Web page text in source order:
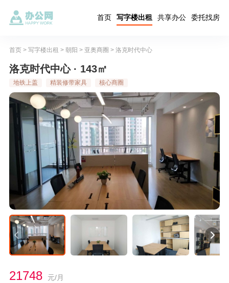
首页 写字楼出租 共享办公 委托找房
首页> 写字楼出租 > 朝阳 > 亚奥商圈 > 洛克时代中心
洛克时代中心 · 143㎡
地铁上盖 精装修带家具 核心商圈
21748 元/月